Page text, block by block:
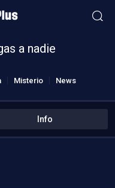
a nadie
Misterio News
Info